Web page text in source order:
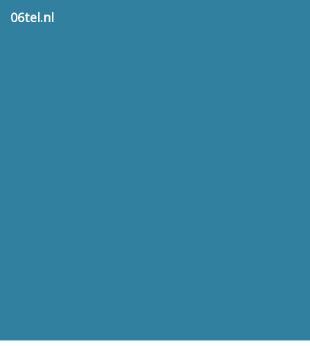
06tel.nl